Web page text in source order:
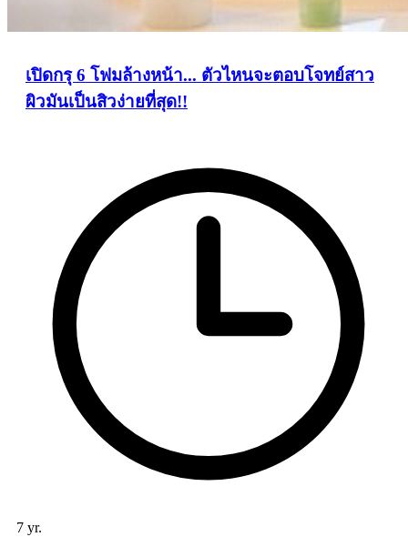
เปิดกรุ 6 โฟมล้างหน้า... ตัวไหนจะตอบโจทย์สาว
ผิวมันเป็นสิวง่ายที่สุด!!
7 yr.